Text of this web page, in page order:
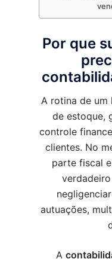
Por que
A rotina de um
de estoque,
controle
clientes. No
parte fiscal
autuações,
A